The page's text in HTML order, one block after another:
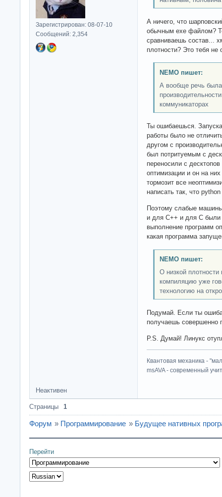
Зарегистрирован: 08-07-10
Сообщений: 2,354
А ничего, что
обычным exe файлом?
сравниваешь состав...
плотности? Это тебя не
NEMO пишет:
А вообще речь
коммуникаторах
Ты ошибаешься.
работы было не
другом с
был потритуемым с
переносили с
оптимизации и он на
тормозит все
написать так, что
Поэтому слабые
и для C++ и для C были
выполнение программ
какая программа
NEMO пишет:
О низкой плотности
компиляцию уже
технологию на
Подумай. Если ты
получаешь совершенно
P.S. Думай! Линукс
Квантовая механика -
msAVA - современный
Неактивен
Страницы 1
Форум » Программирование » Будущее нативных
Перейти